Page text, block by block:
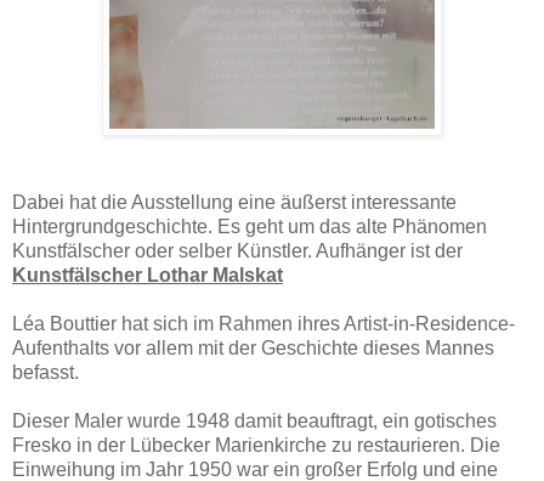
Dabei hat die Ausstellung eine äußerst interessante
Hintergrundgeschichte. Es geht um das alte Phänomen
Kunstfälscher oder selber Künstler. Aufhänger ist der
Kunstfälscher Lothar Malskat
Léa Bouttier hat sich im Rahmen ihres Artist-in-Residence-
Aufenthalts vor allem mit der Geschichte dieses Mannes
befasst.
Dieser Maler wurde 1948 damit beauftragt, ein gotisches
Fresko in der Lübecker Marienkirche zu restaurieren. Die
Einweihung im Jahr 1950 war ein großer Erfolg und eine